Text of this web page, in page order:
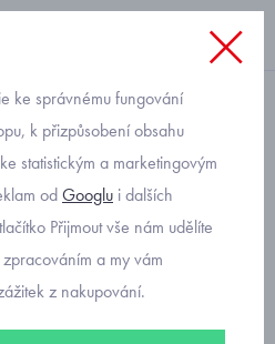
dětská s
Mayoral
ke správnému fungování
k přizpůsobení obsahu
statistickým a marketingovým
odGooglu i dalších
Přijmout vše nám udělíte
a my vám
z nakupování.